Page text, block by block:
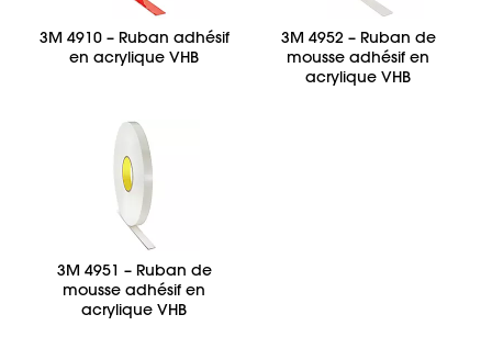
3M 4910 – Ruban adhésif
en acrylique VHB
3M 4952 – Ruban de
mousse adhésif en
acrylique VHB
3M 4951 – Ruban de
mousse adhésif en
acrylique VHB